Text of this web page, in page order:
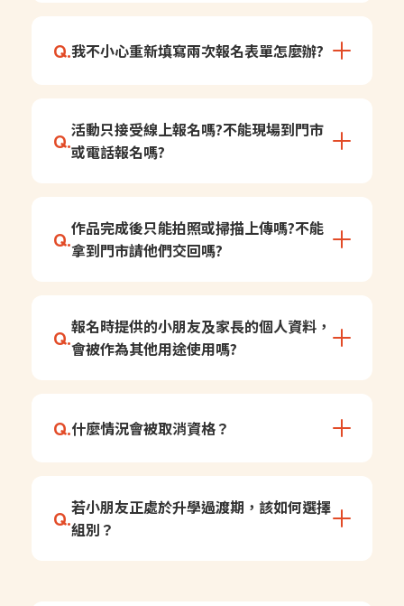
溫馨提醒 : 線上投稿者請在「作品完成後」
A.
請主動於徵件截止日前聯繫主辦單位協助更
正。
Q.我不小心重新填寫兩次報名表單怎麼辦?
別擔心！若發現資料重複，請主動聯繫主辦
單位，我們將人工為您核對並保留「正確的
一筆」紀錄，以確保您的參賽權益。
Q.活動只接受線上報名嗎?不能現場到門市
或電話報名嗎?
是的，此次活動僅接受至線上填寫報名表
單，主辦單位確認作品及線上報名表單皆填
寫完成，才算報名成功。
Q.作品完成後只能拍照或掃描上傳嗎?不能
拿到門市請他們交回嗎?
是的， 本次活動僅開放「線上拍照或掃描上
傳」交件，實體門市恕不提供代收服務。
為確保每位參賽者的作品皆能安全、完整地
之作品清晰拍照或掃描後，掃描報名連結完
Q.報名時提供的小朋友及家長的個人資料，
會被作為其他用途使用嗎?
A.
參賽者之個資及著作權，主辦承辦單位應有
負責資安保密之管控。
用，悉依主辦執行業務相關法令與個人資料
保護法等規定辦理，絕不會任意出售、 交
Q.什麼情況會被取消資格？
1. 抄襲或臨摹他人作品
2. 成人加筆或AI生成
3. 不符規格或逾期投稿
Q.若小朋友正處於升學過渡期，該如何選擇
組別？